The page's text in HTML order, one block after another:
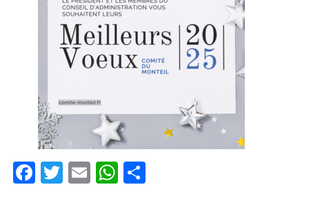
Facebook
Twitter
EmailWhatsApp